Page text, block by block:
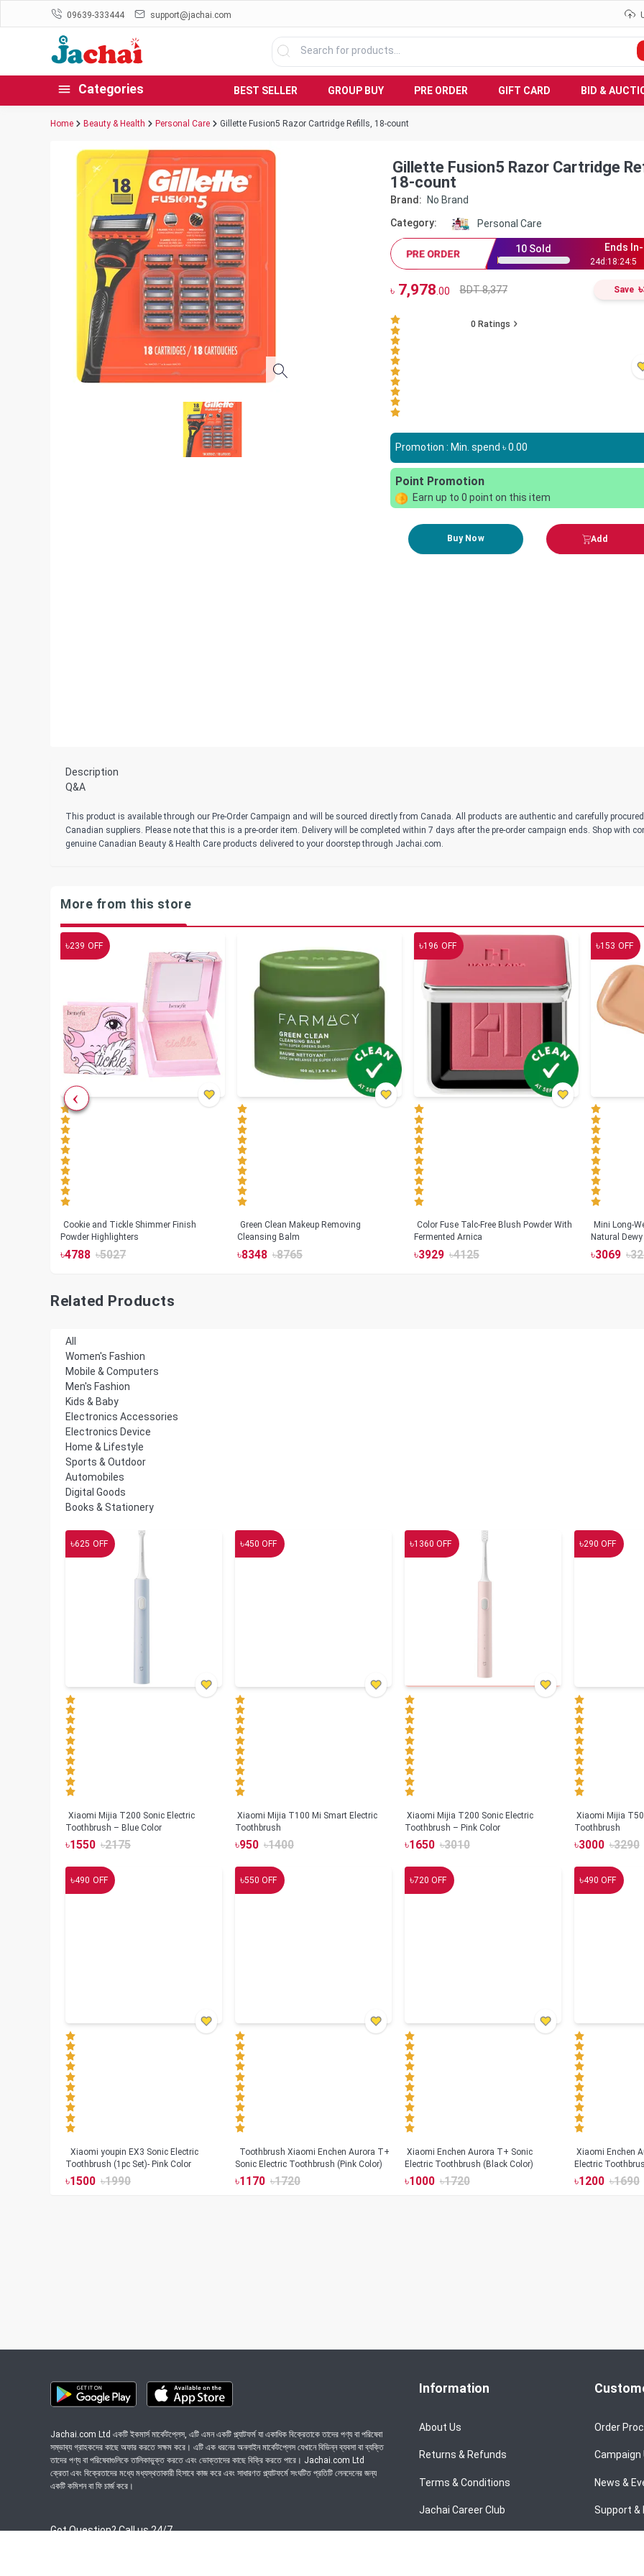
09639-333444 support@jachai.com
Categories BEST SELLER GROUP BUY PRE ORDER GIFT CARD BID &
Home Beauty & Health Personal Care Gillette Fusion5 Razor Cartridge Refills, 18-count
Gillette Fusion5 Razor Cartridge
18-count
Brand: No Brand
Category: Personal Care
PRE ORDER 10 Sold Ends In-
24d:18:24:5
৳7,978.00 BDT 8,377 Save ৳
0 Ratings
Promotion : Min. spend ৳0.00
Point Promotion
Earn up to 0 point on this item
Buy Now Add
Description
Q&A
This product is available through our Pre-Order Campaign and will be sourced directly from Canada. All products are authentic and carefully
Canadian suppliers. Please note that this is a pre-order item. Delivery will be completed within 7 days after the pre-order campaign ends. Shop with
genuine Canadian Beauty & Health Care products delivered to your doorstep through Jachai.com.
More from this store
৳239 OFF
Cookie and Tickle Shimmer Finish
Powder Highlighters
৳4788 ৳5027
Green Clean Makeup Removing
Cleansing Balm
৳8348 ৳8765
৳196 OFF
Color Fuse Talc-Free Blush Powder With
Fermented Arnica
৳3929 ৳4125
৳153 OFF
Mini Long-
Natural
Hyaluronic
৳3069 ৳
Related Products
All
Women's Fashion
Mobile & Computers
Men's Fashion
Kids & Baby
Electronics Accessories
Electronics Device
Home & Lifestyle
Sports & Outdoor
Automobiles
Digital Goods
Books & Stationery
৳625 OFF
Xiaomi Mijia T200 Sonic Electric
Toothbrush – Blue Color
৳1550 ৳2175
৳450 OFF
Xiaomi Mijia T100 Mi Smart Electric
Toothbrush
৳950 ৳1400
৳1360 OFF
Xiaomi Mijia T200 Sonic Electric
Toothbrush – Pink Color
৳1650 ৳3010
৳290 OFF
Xiaomi Mijia
Toothbrush
৳3000 ৳3290
৳490 OFF
Toothbrush (1pc Set)- Pink Color
৳1500 ৳1990
৳550 OFF
Toothbrush Xiaomi Enchen Aurora T+
Sonic Electric Toothbrush (Pink Color)
৳1170 ৳1720
৳720 OFF
Xiaomi Enchen Aurora T+ Sonic
Electric Toothbrush (Black Color)
৳1000 ৳1720
৳490 OFF
Xiaomi Enchen
Electric
৳1200 ৳1690
Jachai.com Ltd একটি ইকমার্স মার্কেটপ্লেস, এটি এমন একটি প্ল্যাটফর্ম যা একাধিক বিক্রেতাকে তাদের পণ্য বা পরিষেবা
সম্ভাব্য গ্রাহকদের কাছে অফার করতে সক্ষম করে। এটি এক ধরনের অনলাইন মার্কেটপ্লেস যেখানে বিভিন্ন ব্যবসা বা ব্যক্তি
তাদের পণ্য বা পরিষেবাগুলিকে তালিকাভুক্ত করতে এবং ভোক্তাদের কাছে বিক্রি করতে পারে। Jachai.com Ltd
ক্রেতা এবং বিক্রেতাদের মধ্যে মধ্যস্থতাকারী হিসাবে কাজ করে এবং সাধারণত প্ল্যাটফর্মে সংঘটিত প্রতিটি লেনদেনের জন্য
একটি কমিশন বা ফি চার্জ করে।
Got Question? Call us 24/7
Information
About Us
Returns & Refunds
Terms & Conditions
Jachai Career Club
Order
Campaign
News &
Support &